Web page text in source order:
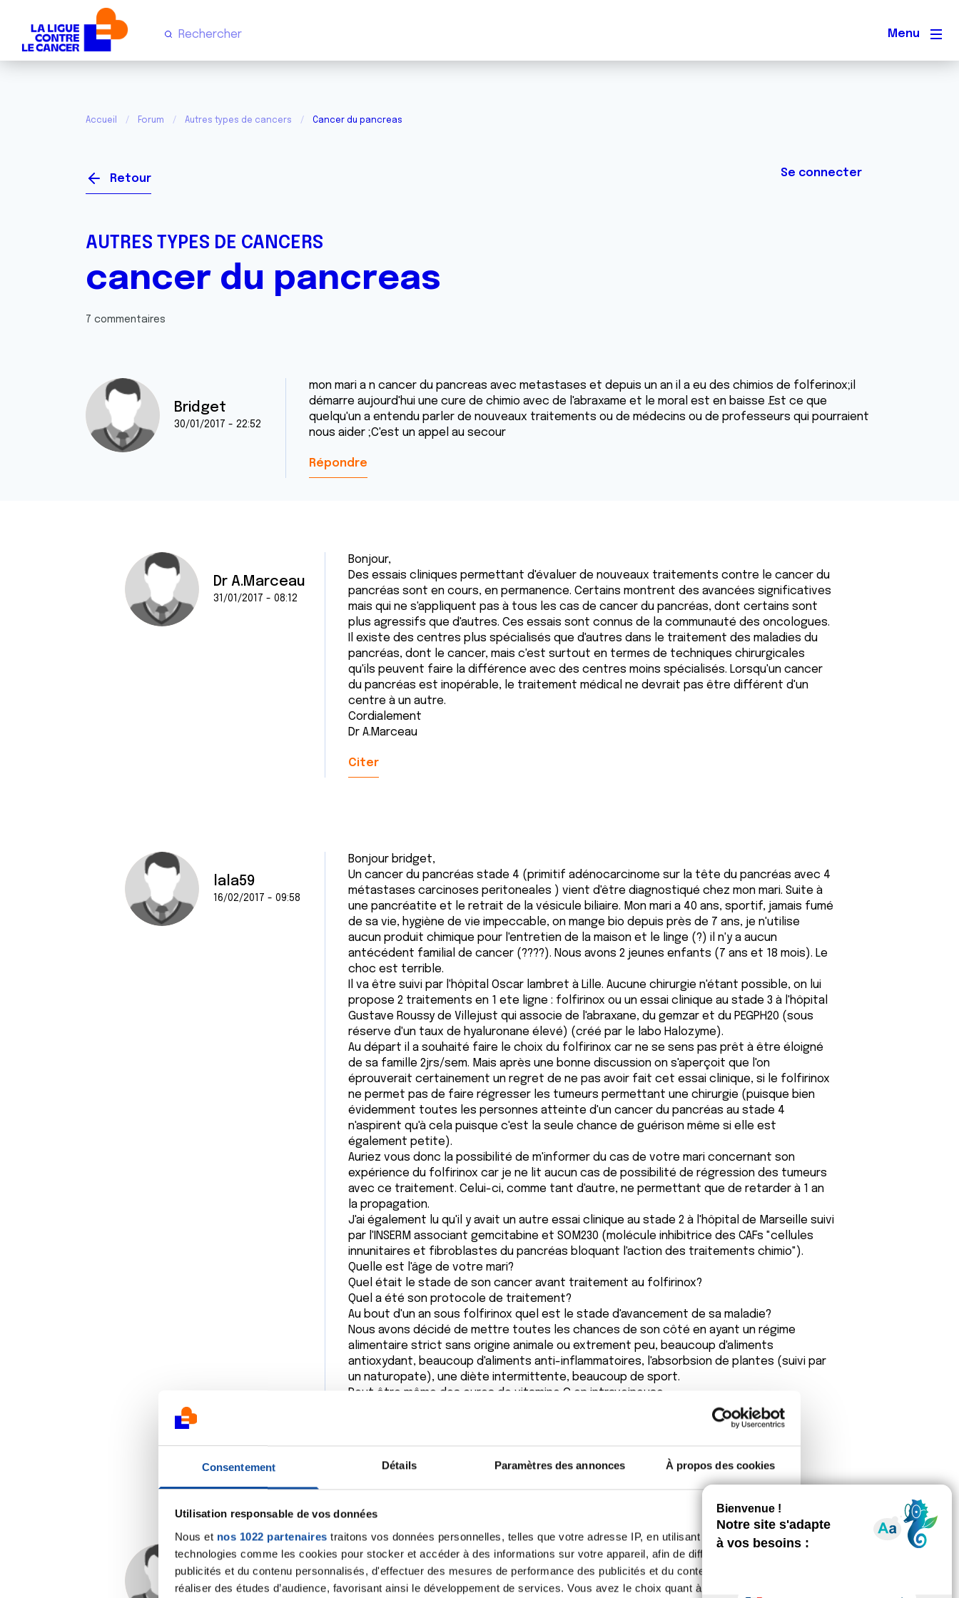
Consentement Détails Paramètres des annonces À propos des cookies
Utilisation responsable de vos données
Nous et nos 1022 partenaires traitons vos données personnelles, telles que votre adresse IP, en utilisant des
technologies comme les cookies pour stocker et accéder à des informations sur votre appareil, afin de diffuser des
publicités et du contenu personnalisés, d'effectuer des mesures de performance des publicités et du contenu, ainsi que de
réaliser des études d’audience, favorisant ainsi le développement de services. Vous avez le choix quant à l'utilisation de
Menu
Accueil Forum Autres types de cancers Cancer du pancreas
Retour Se connecter
AUTRES TYPES DE CANCERS
cancer du pancreas
7 commentaires
Bridget
30/01/2017 - 22:52
mon mari a n cancer du pancreas avec metastases et depuis un an il a eu des chimios de folferinox;il
démarre aujourd'hui une cure de chimio avec de l'abraxame et le moral est en baisse .Est ce que
quelqu'un a entendu parler de nouveaux traitements ou de médecins ou de professeurs qui pourraient
nous aider ;C'est un appel au secour
Répondre
Dr A.Marceau
31/01/2017 - 08:12
Bonjour,
Des essais cliniques permettant d'évaluer de nouveaux traitements contre le cancer du
pancréas sont en cours, en permanence. Certains montrent des avancées significatives
mais qui ne s'appliquent pas à tous les cas de cancer du pancréas, dont certains sont
plus agressifs que d'autres. Ces essais sont connus de la communauté des oncologues.
Il existe des centres plus spécialisés que d'autres dans le traitement des maladies du
pancréas, dont le cancer, mais c'est surtout en termes de techniques chirurgicales
qu'ils peuvent faire la différence avec des centres moins spécialisés. Lorsqu'un cancer
du pancréas est inopérable, le traitement médical ne devrait pas être différent d'un
centre à un autre.
Cordialement
Dr A.Marceau
Citer
lala59
16/02/2017 - 09:58
Bonjour bridget,
Un cancer du pancréas stade 4 (primitif adénocarcinome sur la tête du pancréas avec 4
métastases carcinoses peritoneales ) vient d'être diagnostiqué chez mon mari. Suite à
une pancréatite et le retrait de la vésicule biliaire. Mon mari a 40 ans, sportif, jamais fumé
de sa vie, hygiène de vie impeccable, on mange bio depuis près de 7 ans, je n'utilise
aucun produit chimique pour l'entretien de la maison et le linge (?) il n'y a aucun
antécédent familial de cancer (????). Nous avons 2 jeunes enfants (7 ans et 18 mois). Le
choc est terrible.
Il va être suivi par l'hôpital Oscar lambret à Lille. Aucune chirurgie n'étant possible, on lui
propose 2 traitements en 1 ete ligne : folfirinox ou un essai clinique au stade 3 à l'hôpital
Gustave Roussy de Villejust qui associe de l'abraxane, du gemzar et du PEGPH20 (sous
réserve d'un taux de hyaluronane élevé) (créé par le labo Halozyme).
Au départ il a souhaité faire le choix du folfirinox car ne se sens pas prêt à être éloigné
de sa famille 2jrs/sem. Mais après une bonne discussion on s'aperçoit que l'on
éprouverait certainement un regret de ne pas avoir fait cet essai clinique, si le folfirinox
ne permet pas de faire régresser les tumeurs permettant une chirurgie (puisque bien
évidemment toutes les personnes atteinte d'un cancer du pancréas au stade 4
n'aspirent qu'à cela puisque c'est la seule chance de guérison même si elle est
également petite).
Auriez vous donc la possibilité de m'informer du cas de votre mari concernant son
expérience du folfirinox car je ne lit aucun cas de possibilité de régression des tumeurs
avec ce traitement. Celui-ci, comme tant d'autre, ne permettant que de retarder à 1 an
la propagation.
J'ai également lu qu'il y avait un autre essai clinique au stade 2 à l'hôpital de Marseille suivi
par l'INSERM associant gemcitabine et SOM230 (molécule inhibitrice des CAFs "cellules
innunitaires et fibroblastes du pancréas bloquant l'action des traitements chimio").
Quelle est l'âge de votre mari?
Quel était le stade de son cancer avant traitement au folfirinox?
Quel a été son protocole de traitement?
Au bout d'un an sous folfirinox quel est le stade d'avancement de sa maladie?
Nous avons décidé de mettre toutes les chances de son côté en ayant un régime
alimentaire strict sans origine animale ou extrement peu, beaucoup d'aliments
antioxydant, beaucoup d'aliments anti-inflammatoires, l'absorbsion de plantes (suivi par
un naturopate), une diète intermittente, beaucoup de sport.
Peut être même des cures de vitamine C en intraveineuse.
Je comprend votre douleur, je comprend votre appel au secour, je suis là si vous
mel64
20/02/2017 - 14:51
Bonjour,
Mon papa a un cancer du pancréas: diagnostiqué en juillet 2016, opération en octobre
puis depuis il est en chimio un jour par semaine sur 3 semaines puis repos 1 semaine et il